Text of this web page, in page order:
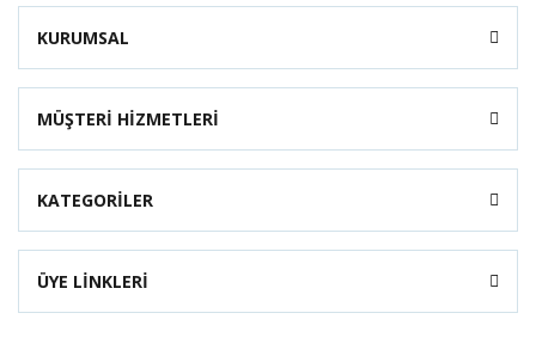
KURUMSAL
MÜŞTERİ HİZMETLERİ
KATEGORİLER
ÜYE LİNKLERİ